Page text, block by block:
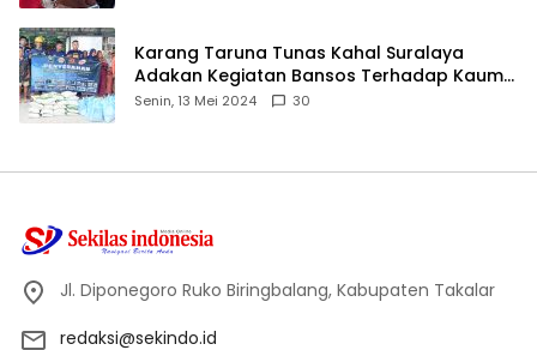
Karang Taruna Tunas Kahal Suralaya
Adakan Kegiatan Bansos Terhadap Kaum
Dhuafa dan Anak Yatim-Piatu
Senin, 13 Mei 2024 30
Jl. Diponegoro Ruko Biringbalang, Kabupaten Takalar
redaksi@sekindo.id